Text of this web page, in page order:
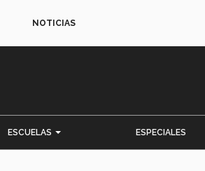
NOTICIAS
ESCUELAS ESPECIALES